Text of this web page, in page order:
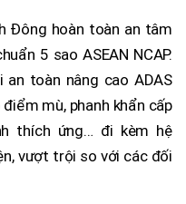
Đông hoàn toàn an tâm
5 sao ASEAN NCAP.
toàn nâng cao ADAS
mù, phanh khẩn cấp
thích ứng… đi kèm hệ
vượt trội so với các đối